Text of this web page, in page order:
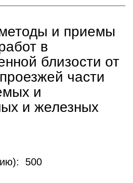
и приемы
в
близости от
части
и
и железных
500